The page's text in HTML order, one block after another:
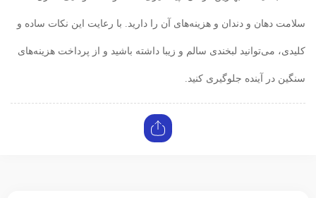
سلامت دهان و دندان و هزینه‌های آن را دارید. با رعایت این نکات ساده و
کلیدی، می‌توانید لبخندی سالم و زیبا داشته باشید و از پرداخت هزینه‌های
سنگین در آینده جلوگیری کنید.